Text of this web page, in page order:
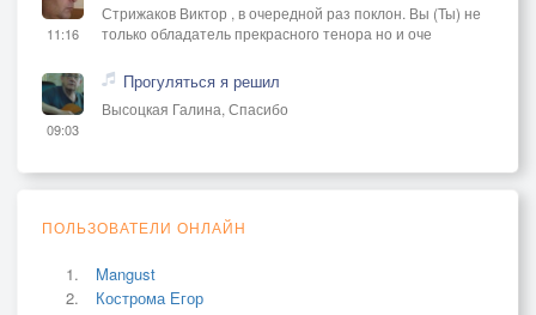
11:16
Стрижаков Виктор , в очередной раз поклон. Вы (Ты) не
только обладатель прекрасного тенора но и оче
09:03
Прогуляться я решил
Высоцкая Галина, Спасибо
ПОЛЬЗОВАТЕЛИ ОНЛАЙН
Mangust
Кострома Егор